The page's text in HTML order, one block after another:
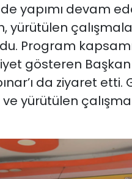
yapımı devam
yürütülen
Program
gösteren Başkan
da ziyaret
yürütülen